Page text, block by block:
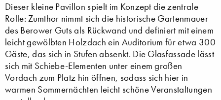
Dieser kleine Pavillon spielt im Konzept die zentrale
Rolle: Zumthor nimmt sich die historische Gartenmauer
des Berower Guts als Rückwand und definiert mit einem
leicht gewölbten Holzdach ein Auditorium für etwa 300
Gäste, das sich in Stufen absenkt. Die Glasfassade lässt
sich mit Schiebe-Elementen unter einem großen
Vordach zum Platz hin öffnen, sodass sich hier in
warmen Sommernächten leicht schöne Veranstaltungen